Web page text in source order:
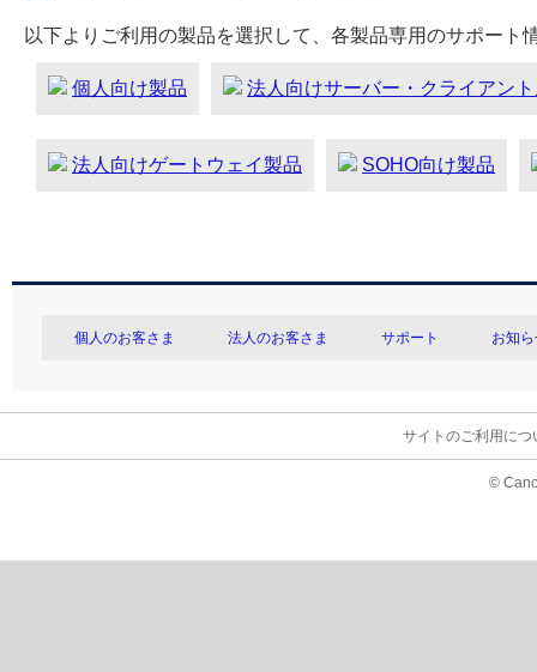
以下よりご利用の製品を選択して、各製品専用のサポート
個人向け製品 法人向けサーバー・クライアン
法人向けゲートウェイ製品 SOHO向け製品
個人のお客さま 法人のお客さま サポート お知
サイトのご利用につ
©